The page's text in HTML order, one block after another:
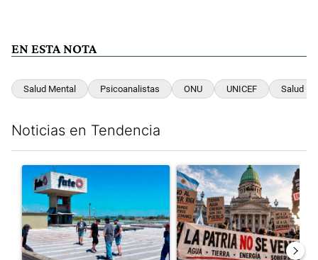
EN ESTA NOTA
Salud Mental Psicoanalistas ONU UNICEF Salud
Noticias en Tendencia
Un artículo de tendencia con el título "Récord histórico de
Un artículo de tendencia con